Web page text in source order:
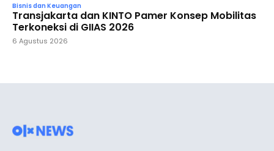
Bisnis dan Keuangan
Transjakarta dan KINTO Pamer Konsep Mobilitas
Terkoneksi di GIIAS 2026
6 Agustus 2026